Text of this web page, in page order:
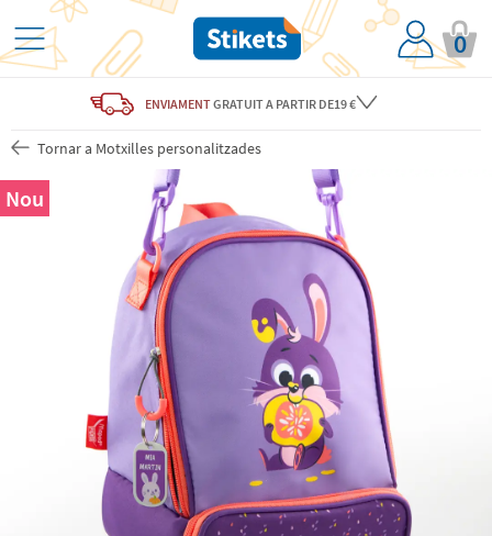
0
ENVIAMENTGRATUITA PARTIR DE19 €
Tornar a Motxilles personalitzades
Nou